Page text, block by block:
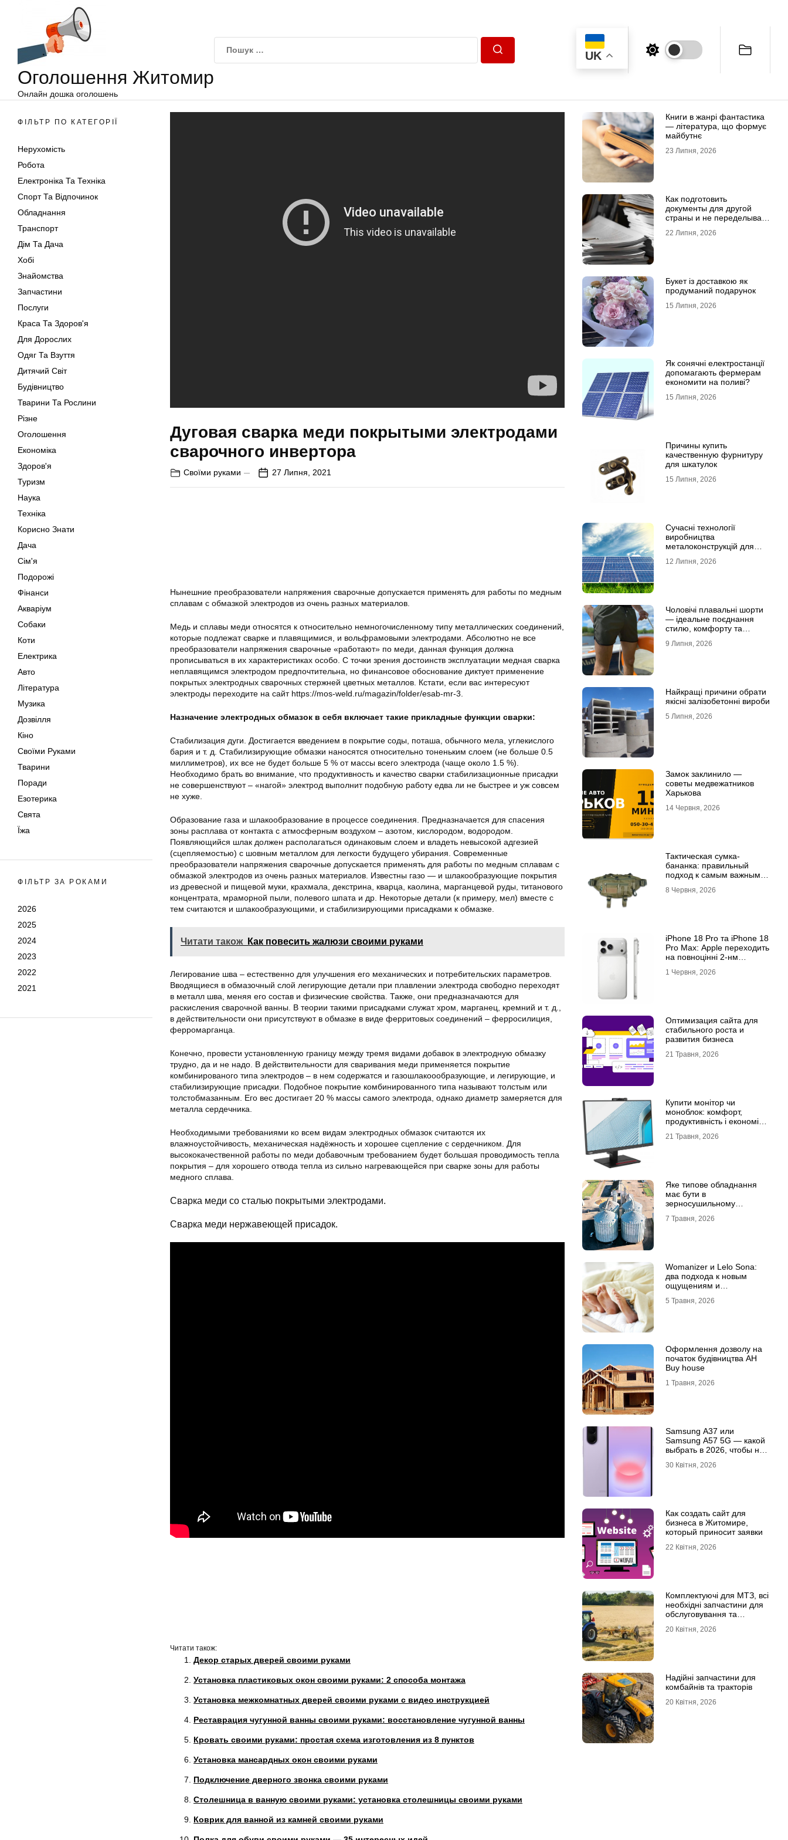
Оголошення Житомир
Онлайн дошка оголошень
UK
ФІЛЬТР ПО КАТЕГОРІЇ
Нерухомість
Робота
Електроніка Та Техніка
Спорт Та Відпочинок
Обладнання
Транспорт
Дім Та Дача
Хобі
Знайомства
Запчастини
Послуги
Краса Та Здоров'я
Для Дорослих
Одяг Та Взуття
Дитячий Світ
Будівництво
Тварини Та Рослини
Різне
Оголошення
Економіка
Здоров'я
Туризм
Наука
Техніка
Корисно Знати
Дача
Сім'я
Подорожі
Фінанси
Акваріум
Собаки
Коти
Електрика
Авто
Література
Музика
Дозвілля
Кіно
Своїми Руками
Тварини
Поради
Езотерика
Свята
Їжа
ФІЛЬТР ЗА РОКАМИ
2026
2025
2024
2023
2022
2021
Дуговая сварка меди покрытыми электродами
сварочного инвертора
Своїми руками 27 Липня, 2021
Нынешние преобразователи напряжения сварочные допускается применять для работы по медным
сплавам с обмазкой электродов из очень разных материалов.
Медь и сплавы меди относятся к относительно немногочисленному типу металлических соединений,
которые подлежат сварке и плавящимися, и вольфрамовыми электродами. Абсолютно не все
преобразователи напряжения сварочные «работают» по меди, данная функция должна
прописываться в их характеристиках особо. С точки зрения достоинств эксплуатации медная сварка
неплавящимся электродом предпочтительна, но финансовое обоснование диктует применение
покрытых электродных сварочных стержней цветных металлов. Кстати, если вас интересуют
электроды переходите на сайт https://mos-weld.ru/magazin/folder/esab-mr-3.
Назначение электродных обмазок в себя включает такие прикладные функции сварки:
Стабилизация дуги. Достигается введением в покрытие соды, поташа, обычного мела, углекислого
бария и т. д. Стабилизирующие обмазки наносятся относительно тоненьким слоем (не больше 0.5
миллиметров), их все не будет больше 5 % от массы всего электрода (чаще около 1.5 %).
Необходимо брать во внимание, что продуктивность и качество сварки стабилизационные присадки
не совершенствуют – «нагой» электрод выполнит подобную работу едва ли не быстрее и уж совсем
не хуже.
Образование газа и шлакообразование в процессе соединения. Предназначается для спасения
зоны расплава от контакта с атмосферным воздухом – азотом, кислородом, водородом.
Появляющийся шлак должен располагаться одинаковым слоем и владеть невысокой адгезией
(сцепляемостью) с шовным металлом для легкости будущего убирания. Современные
преобразователи напряжения сварочные допускается применять для работы по медным сплавам с
обмазкой электродов из очень разных материалов. Известны газо — и шлакообразующие покрытия
из древесной и пищевой муки, крахмала, декстрина, кварца, каолина, марганцевой руды, титанового
концентрата, мраморной пыли, полевого шпата и др. Некоторые детали (к примеру, мел) вместе с
тем считаются и шлакообразующими, и стабилизирующими присадками к обмазке.
Читати також Как повесить жалюзи своими руками
Легирование шва – естественно для улучшения его механических и потребительских параметров.
Вводящиеся в обмазочный слой легирующие детали при плавлении электрода свободно переходят
в металл шва, меняя его состав и физические свойства. Также, они предназначаются для
раскисления сварочной ванны. В теории такими присадками служат хром, марганец, кремний и т. д.,
в действительности они присутствуют в обмазке в виде ферритовых соединений – ферросилиция,
ферромарганца.
Конечно, провести установленную границу между тремя видами добавок в электродную обмазку
трудно, да и не надо. В действительности для сваривания меди применяется покрытие
комбинированого типа электродов – в нем содержатся и газошлакоообразующие, и легирующие, и
стабилизирующие присадки. Подобное покрытие комбинированного типа называют толстым или
толстобмазанным. Его вес достигает 20 % массы самого электрода, однако диаметр замеряется для
металла сердечника.
Необходимыми требованиями ко всем видам электродных обмазок считаются их
влажноустойчивость, механическая надёжность и хорошее сцепление с сердечником. Для
высококачественной работы по меди добавочным требованием будет большая проводимость тепла
покрытия – для хорошего отвода тепла из сильно нагревающейся при сварке зоны для работы
медного сплава.
Сварка меди со сталью покрытыми электродами.
Сварка меди нержавеющей присадок.
Читати також:
Декор старых дверей своими руками
Установка пластиковых окон своими руками: 2 способа монтажа
Установка межкомнатных дверей своими руками с видео инструкцией
Реставрация чугунной ванны своими руками: восстановление чугунной ванны
Кровать своими руками: простая схема изготовления из 8 пунктов
Установка мансардных окон своими руками
Подключение дверного звонка своими руками
Столешница в ванную своими руками: установка столешницы своими руками
Коврик для ванной из камней своими руками
Книги в жанрі фантастика
— література, що формує
майбутнє
23 Липня, 2026
Как подготовить
документы для другой
страны и не переделывать
22 Липня, 2026
Букет із доставкою як
продуманий подарунок
15 Липня, 2026
Як сонячні електростанції
допомагають фермерам
економити на поливі?
15 Липня, 2026
Причины купить
качественную фурнитуру
для шкатулок
15 Липня, 2026
Сучасні технології
виробництва
металоконструкцій для
12 Липня, 2026
Чоловічі плавальні шорти
— ідеальне поєднання
стилю, комфорту та
9 Липня, 2026
Найкращі причини обрати
якісні залізобетонні вироби
5 Липня, 2026
Замок заклинило —
советы медвежатников
Харькова
14 Червня, 2026
Тактическая сумка-
бананка: правильный
подход к самым важным
8 Червня, 2026
iPhone 18 Pro та iPhone 18
Pro Max: Apple переходить
на повноцінні 2-нм
1 Червня, 2026
Оптимизация сайта для
стабильного роста и
развития бизнеса
21 Травня, 2026
Купити монітор чи
моноблок: комфорт,
продуктивність і економія
21 Травня, 2026
Яке типове обладнання
має бути в
зерносушильному
7 Травня, 2026
Womanizer и Lelo Sona:
два подхода к новым
ощущениям и
5 Травня, 2026
Оформлення дозволу на
початок будівництва АН
Buy house
1 Травня, 2026
Samsung A37 или
Samsung A57 5G — какой
выбрать в 2026, чтобы не
30 Квітня, 2026
Как создать сайт для
бизнеса в Житомире,
который приносит заявки
22 Квітня, 2026
Комплектуючі для МТЗ, всі
необхідні запчастини для
обслуговування та
20 Квітня, 2026
Надійні запчастини для
комбайнів та тракторів
20 Квітня, 2026